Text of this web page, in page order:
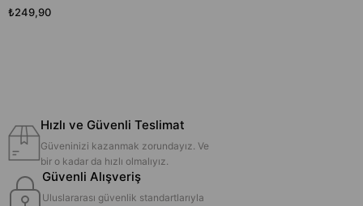
₺249,90
Hızlı ve Güvenli Teslimat
Güveninizi kazanmak zorundayız. Ve
bir o kadar da hızlı olmalıyız.
Güvenli Alışveriş
Uluslararası güvenlik standartlarıyla